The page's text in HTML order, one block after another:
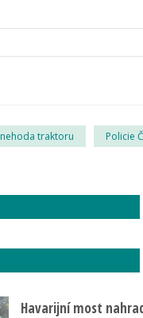
nehoda traktoru Policie
Havarijní most